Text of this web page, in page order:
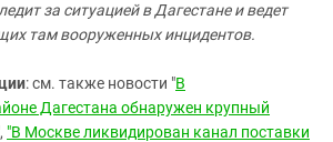
за ситуацией в Дагестане и ведет
там вооруженных инцидентов.
: см. также новости "В
Дагестана обнаружен крупный
"В Москве ликвидирован канал поставки